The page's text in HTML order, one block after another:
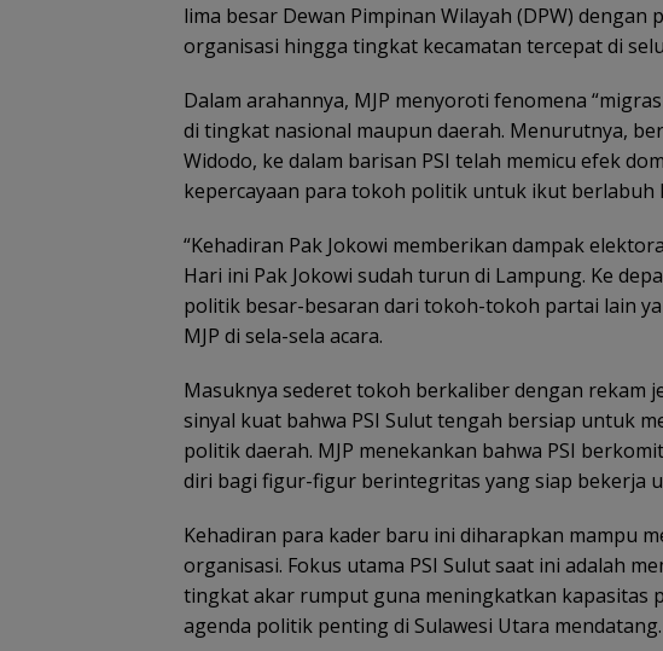
lima besar Dewan Pimpinan Wilayah (DPW)
organisasi hingga tingkat kecamatan tercepat di
Dalam arahannya, MJP menyoroti fenomena
di tingkat nasional maupun daerah. Menurutnya,
Widodo, ke dalam barisan PSI telah memicu efek
kepercayaan para tokoh politik untuk ikut berlabuh
“Kehadiran Pak Jokowi memberikan dampak
Hari ini Pak Jokowi sudah turun di Lampung. Ke
politik besar-besaran dari tokoh-tokoh partai lain
MJP di sela-sela acara.
Masuknya sederet tokoh berkaliber dengan rekam
sinyal kuat bahwa PSI Sulut tengah bersiap untuk
politik daerah. MJP menekankan bahwa PSI
diri bagi figur-figur berintegritas yang siap bekerja
Kehadiran para kader baru ini diharapkan mampu
organisasi. Fokus utama PSI Sulut saat ini adalah
tingkat akar rumput guna meningkatkan kapasitas
agenda politik penting di Sulawesi Utara mendatang.